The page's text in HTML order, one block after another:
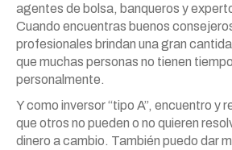
agentes de bolsa, banqueros y
Cuando encuentras buenos
profesionales brindan una gran
que muchas personas no tienen
personalmente.
Y como inversor “tipo A”, encuentro y
que otros no pueden o no quieren
dinero a cambio. También puedo dar